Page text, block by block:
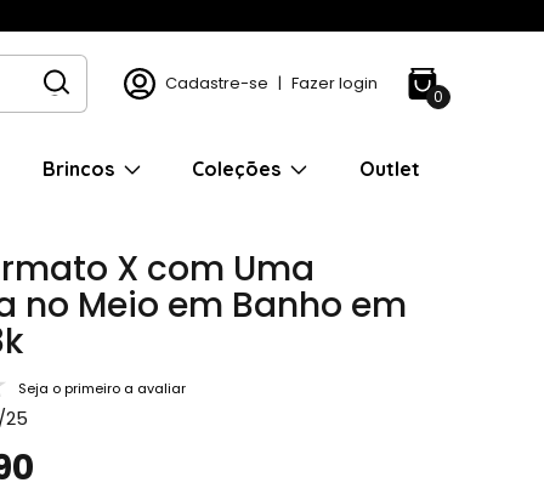
Cadastre-se | Fazer login
0
Brincos Coleções Outlet
X com Uma
no Meio em Banho em
Seja o primeiro a avaliar
25